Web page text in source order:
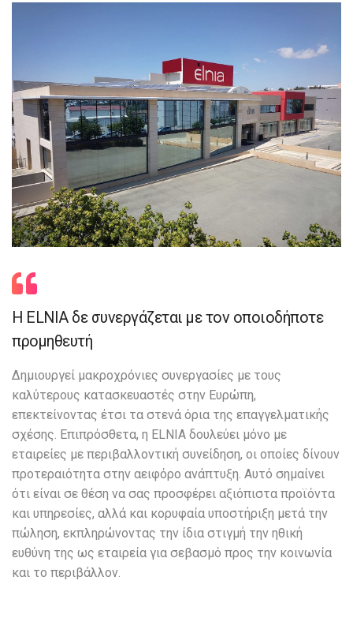
Η ELNIA δε συνεργάζεται με τον οποιοδήποτε
προμηθευτή
Δημιουργεί μακροχρόνιες συνεργασίες με τους
καλύτερους κατασκευαστές στην Ευρώπη,
επεκτείνοντας έτσι τα στενά όρια της επαγγελματικής
σχέσης. Επιπρόσθετα, η ELNIA δουλεύει μόνο με
εταιρείες με περιβαλλοντική συνείδηση, οι οποίες δίνουν
προτεραιότητα στην αειφόρο ανάπτυξη. Αυτό σημαίνει
ότι είναι σε θέση να σας προσφέρει αξιόπιστα προϊόντα
και υπηρεσίες, αλλά και κορυφαία υποστήριξη μετά την
πώληση, εκπληρώνοντας την ίδια στιγμή την ηθική
ευθύνη της ως εταιρεία για σεβασμό προς την κοινωνία
και το περιβάλλον.